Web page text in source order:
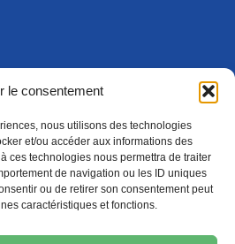
le consentement
nous utilisons des technologies
et/ou accéder aux informations des
ces technologies nous permettra de traiter
de navigation ou les ID uniques
ou de retirer son consentement peut
caractéristiques et fonctions.
Paris Cedex 15
Formation
(nouvelle fenêtre)